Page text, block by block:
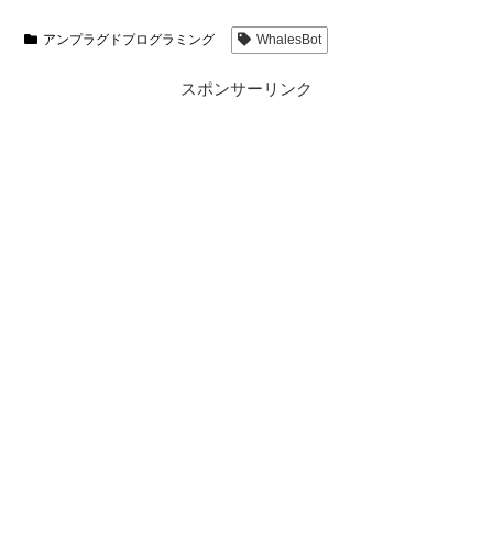
アンプラグドプログラミング WhalesBot
スポンサーリンク